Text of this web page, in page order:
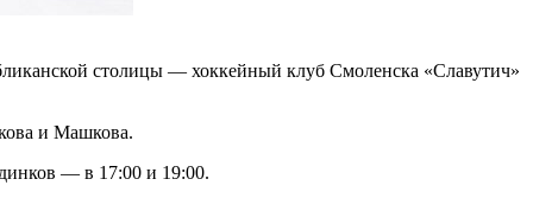
столицы — хоккейный клуб Смоленска «Славутич»
и Машкова.
— в 17:00 и 19:00.